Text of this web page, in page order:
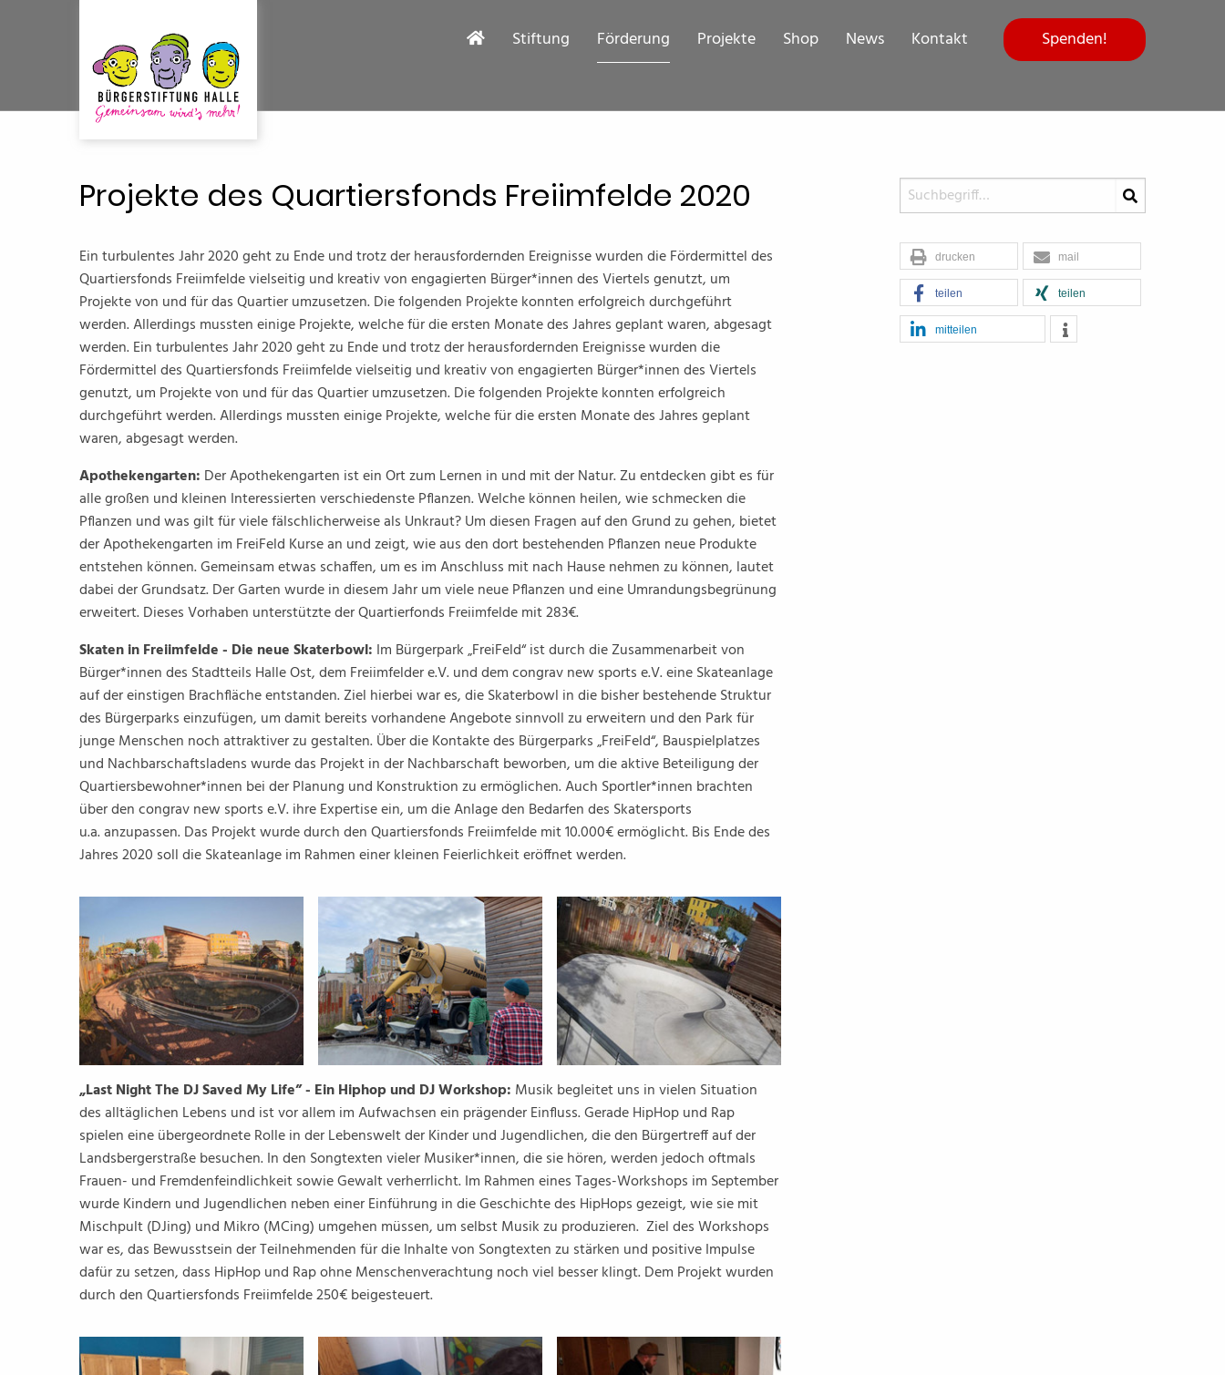
Spenden!
Stiftung Förderung Projekte Shop News Kontakt
Projekte des Quartiersfonds Freiimfelde 2020
Ein turbulentes Jahr 2020 geht zu Ende und trotz der herausfordernden Ereignisse wurden die Fördermittel des
Quartiersfonds Freiimfelde vielseitig und kreativ von engagierten Bürger*innen des Viertels genutzt, um
Projekte von und für das Quartier umzusetzen. Die folgenden Projekte konnten erfolgreich durchgeführt
werden. Allerdings mussten einige Projekte, welche für die ersten Monate des Jahres geplant waren, abgesagt
werden. Ein turbulentes Jahr 2020 geht zu Ende und trotz der herausfordernden Ereignisse wurden die
Fördermittel des Quartiersfonds Freiimfelde vielseitig und kreativ von engagierten Bürger*innen des Viertels
genutzt, um Projekte von und für das Quartier umzusetzen. Die folgenden Projekte konnten erfolgreich
durchgeführt werden. Allerdings mussten einige Projekte, welche für die ersten Monate des Jahres geplant
waren, abgesagt werden.
Apothekengarten: Der Apothekengarten ist ein Ort zum Lernen in und mit der Natur. Zu entdecken gibt es für
alle großen und kleinen Interessierten verschiedenste Pflanzen. Welche können heilen, wie schmecken die
Pflanzen und was gilt für viele fälschlicherweise als Unkraut? Um diesen Fragen auf den Grund zu gehen, bietet
der Apothekengarten im FreiFeld Kurse an und zeigt, wie aus den dort bestehenden Pflanzen neue Produkte
entstehen können. Gemeinsam etwas schaffen, um es im Anschluss mit nach Hause nehmen zu können, lautet
dabei der Grundsatz. Der Garten wurde in diesem Jahr um viele neue Pflanzen und eine Umrandungsbegrünung
erweitert. Dieses Vorhaben unterstützte der Quartierfonds Freiimfelde mit 283€.
Skaten in Freiimfelde - Die neue Skaterbowl: Im Bürgerpark „FreiFeld“ ist durch die Zusammenarbeit von
Bürger*innen des Stadtteils Halle Ost, dem Freiimfelder e.V. und dem congrav new sports e.V. eine Skateanlage
auf der einstigen Brachfläche entstanden. Ziel hierbei war es, die Skaterbowl in die bisher bestehende Struktur
des Bürgerparks einzufügen, um damit bereits vorhandene Angebote sinnvoll zu erweitern und den Park für
junge Menschen noch attraktiver zu gestalten. Über die Kontakte des Bürgerparks „FreiFeld“, Bauspielplatzes
und Nachbarschaftsladens wurde das Projekt in der Nachbarschaft beworben, um die aktive Beteiligung der
Quartiersbewohner*innen bei der Planung und Konstruktion zu ermöglichen. Auch Sportler*innen brachten
über den congrav new sports e.V. ihre Expertise ein, um die Anlage den Bedarfen des Skatersports
u.a. anzupassen. Das Projekt wurde durch den Quartiersfonds Freiimfelde mit 10.000€ ermöglicht. Bis Ende des
Jahres 2020 soll die Skateanlage im Rahmen einer kleinen Feierlichkeit eröffnet werden.
„Last Night The DJ Saved My Life” - Ein Hiphop und DJ Workshop: Musik begleitet uns in vielen Situation
des alltäglichen Lebens und ist vor allem im Aufwachsen ein prägender Einfluss. Gerade HipHop und Rap
spielen eine übergeordnete Rolle in der Lebenswelt der Kinder und Jugendlichen, die den Bürgertreff auf der
Landsbergerstraße besuchen. In den Songtexten vieler Musiker*innen, die sie hören, werden jedoch oftmals
Frauen- und Fremdenfeindlichkeit sowie Gewalt verherrlicht. Im Rahmen eines Tages-Workshops im September
wurde Kindern und Jugendlichen neben einer Einführung in die Geschichte des HipHops gezeigt, wie sie mit
Mischpult (DJing) und Mikro (MCing) umgehen müssen, um selbst Musik zu produzieren. Ziel des Workshops
war es, das Bewusstsein der Teilnehmenden für die Inhalte von Songtexten zu stärken und positive Impulse
dafür zu setzen, dass HipHop und Rap ohne Menschenverachtung noch viel besser klingt. Dem Projekt wurden
durch den Quartiersfonds Freiimfelde 250€ beigesteuert.
drucken mail
teilen teilen
mitteilen